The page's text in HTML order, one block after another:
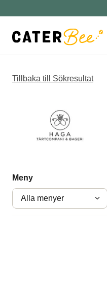
Tillbaka till Sökresultat
Meny
Alla menyer